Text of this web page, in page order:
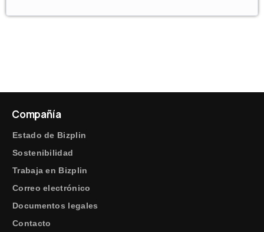
Compañía
Estado de Bizplin
Sostenibilidad
Trabaja en Bizplin
Correo electrónico
Documentos legales
Contacto